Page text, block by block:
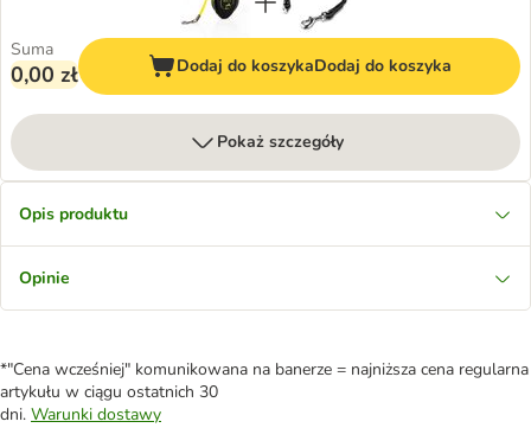
Suma
0,00 zł Dodaj do koszykaDodaj do koszyka
Pokaż szczegóły
Opis produktu
Opinie
*"Cena wcześniej" komunikowana na banerze = najniższa cena regularna
artykułu w ciągu ostatnich 30
dni. Warunki dostawy